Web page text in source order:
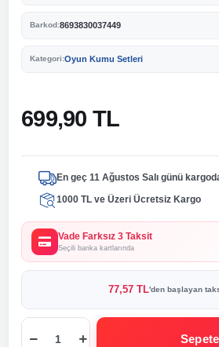
Barkod:8693830037449
Kategori:Oyun Kumu Setleri
699,90 TL
En geç 11 Ağustos Salı günü
1000 TL ve Üzeri Ücretsiz Kargo
Vade Farksız 3 Taksit
Seçili banka kartlarında
77,57 TL'den başlayan